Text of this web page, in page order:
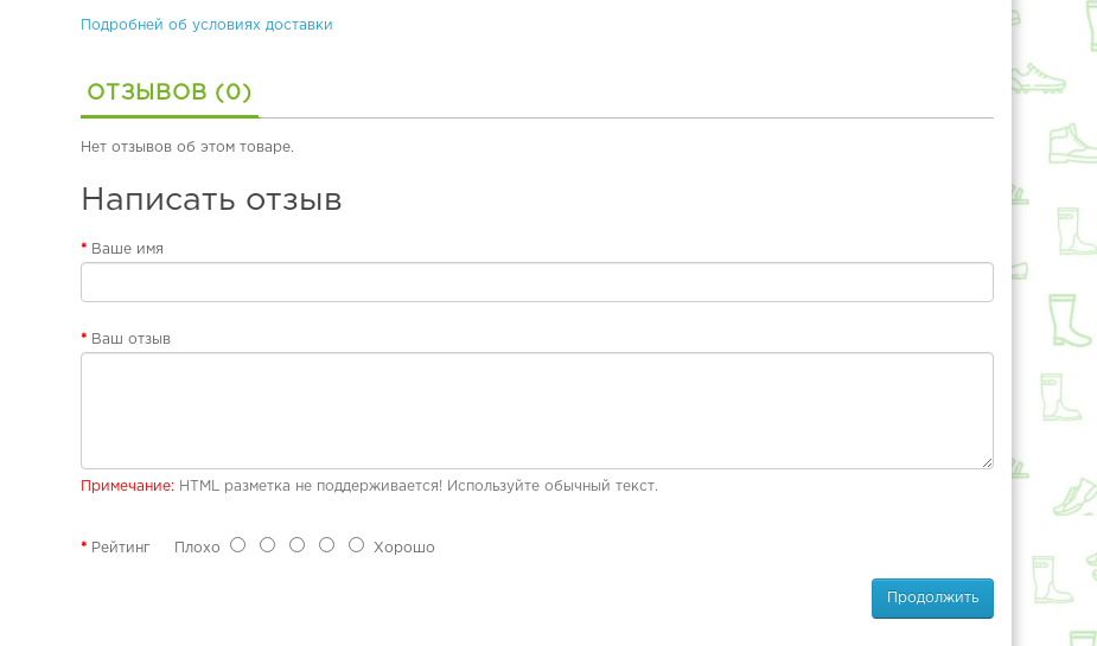
Подробней об условиях доставки
ОТЗЫВОВ (0)
Нет отзывов об этом товаре.
Написать отзыв
Ваше имя
Ваш отзыв
Примечание: HTML разметка не поддерживается! Используйте обычный текст.
Рейтинг Плохо Хорошо
Продолжить